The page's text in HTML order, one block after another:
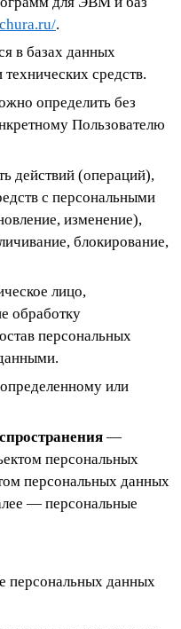
.
в базах данных
средств.
определить без
Пользователю
действий (операций),
с персональными
изменение),
блокирование,
лицо,
обработку
персональных
или
—
персональных
персональных данных
— персональные
персональных данных